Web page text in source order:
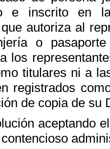
e inscrito en
autoriza al
o
los
titulares ni a
registrados
de copia de su
aceptando